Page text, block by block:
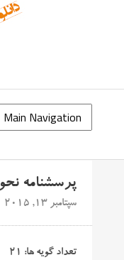
پرسشنامه
سپتامبر 13, 2015
تعداد گویه ها: ۲۱